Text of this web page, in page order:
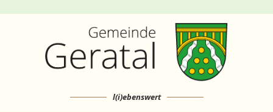
l(i)ebenswert